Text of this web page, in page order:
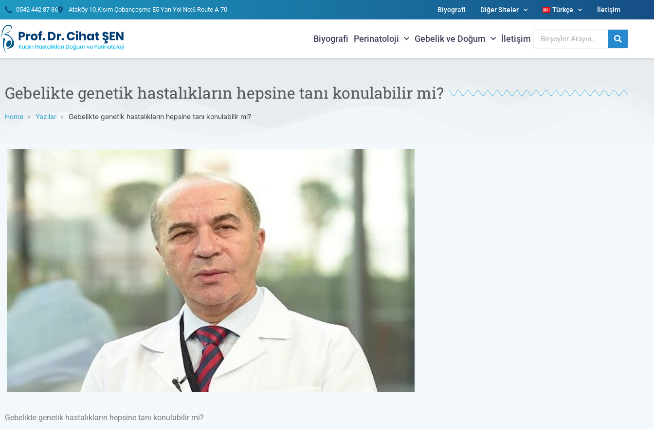
0542 442 87 36 Ataköy 10.Kısım Çobançeşme E5 Yan Yol No:6 Route A-70 Biyografi Diğer Siteler Türkçe İletişim
Biyografi Perinatoloji Gebelik ve Doğum İletişim
Gebelikte genetik hastalıkların hepsine tanı konulabilir mi?
Home Yazılar Gebelikte genetik hastalıkların hepsine tanı konulabilir mi?
Gebelikte genetik hastalıkların hepsine tanı konulabilir mi?